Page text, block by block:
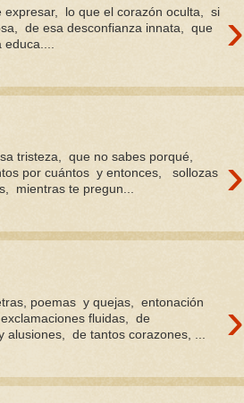
›
expresar, lo que el corazón oculta, si
de esa desconfianza innata, que
›
tristeza, que no sabes porqué,
por cuántos y entonces, sollozas
mientras te pregun...
›
poemas y quejas, entonación
fluidas, de
alusiones, de tantos corazones, ...